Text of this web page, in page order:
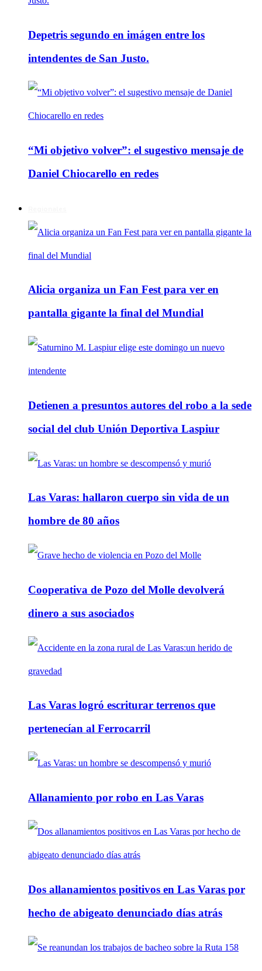
Depetris segundo en imágen entre los
intendentes de San Justo.
“Mi objetivo volver”: el sugestivo mensaje de
Daniel Chiocarello en redes
Alicia organiza un Fan Fest para ver en
pantalla gigante la final del Mundial
Detienen a presuntos autores del robo a la sede
social del club Unión Deportiva Laspiur
Las Varas: hallaron cuerpo sin vida de un
hombre de 80 años
Cooperativa de Pozo del Molle devolverá
dinero a sus asociados
Las Varas logró escriturar terrenos que
pertenecían al Ferrocarril
Allanamiento por robo en Las Varas
Dos allanamientos positivos en Las Varas por
hecho de abigeato denunciado días atrás